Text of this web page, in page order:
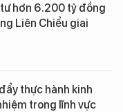
hơn 6.200 tỷ đồng
Liên Chiểu giai
thực hành kinh
trong lĩnh vực